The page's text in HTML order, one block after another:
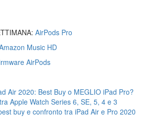
AirPods Pro
Music HD
AirPods
Air 2020: Best Buy o MEGLIO iPad Pro?
Apple Watch Series 6, SE, 5, 4 e 3
buy e confronto tra iPad Air e Pro 2020